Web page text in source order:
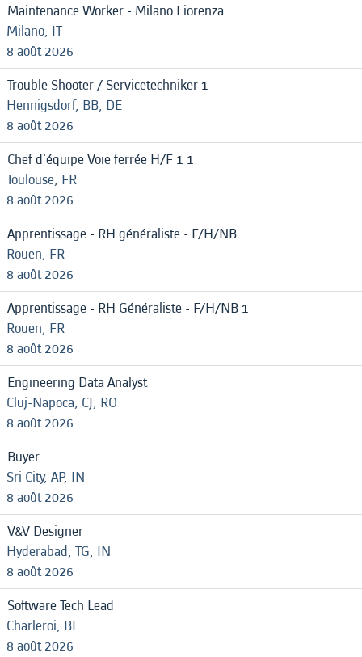
Maintenance Worker - Milano Fiorenza
Milano, IT
8 août 2026
Trouble Shooter / Servicetechniker 1
Hennigsdorf, BB, DE
8 août 2026
Chef d'équipe Voie ferrée H/F 1 1
Toulouse, FR
8 août 2026
Apprentissage - RH généraliste - F/H/NB
Rouen, FR
8 août 2026
Apprentissage - RH Généraliste - F/H/NB 1
Rouen, FR
8 août 2026
Engineering Data Analyst
Cluj-Napoca, CJ, RO
8 août 2026
Buyer
Sri City, AP, IN
8 août 2026
V&V Designer
Hyderabad, TG, IN
8 août 2026
Software Tech Lead
Charleroi, BE
8 août 2026